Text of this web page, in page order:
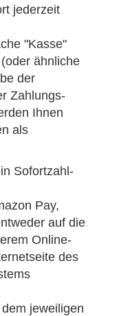
jederzeit
"Kasse"
ähnliche
der
Zahlungs-
Ihnen
als
Sofortzahl-
Pay,
auf die
Online-
des
jeweiligen